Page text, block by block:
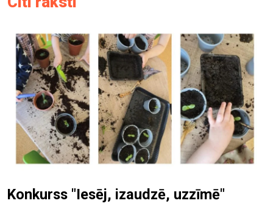
Konkurss "Iesēj, izaudzē, uzzīmē"